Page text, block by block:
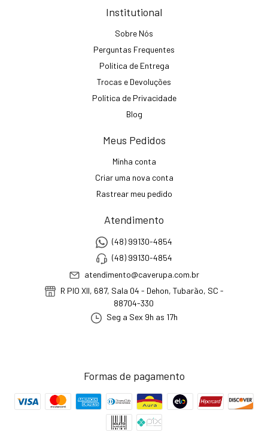
Institutional
Sobre Nós
Perguntas Frequentes
Política de Entrega
Trocas e Devoluções
Política de Privacidade
Blog
Meus Pedidos
Minha conta
Criar uma nova conta
Rastrear meu pedido
Atendimento
(48) 99130-4854
(48) 99130-4854
atendimento@caverupa.com.br
R PIO XII, 687, Sala 04 - Dehon, Tubarão, SC -
88704-330
Seg a Sex 9h as 17h
Formas de pagamento